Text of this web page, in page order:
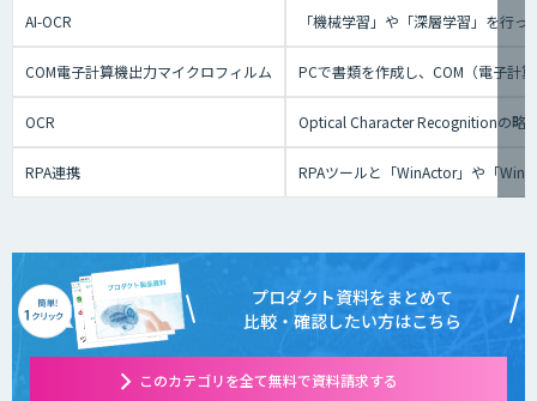
AI-OCR 「機械学習」や「深層学習」を行
COM電子計算機出力マイクロフィルム PCで書類を作成し、COM（電子計
OCR Optical Character Recognitionの略
RPA連携 RPAツールと「WinActor」や「
プロダクト資料をまとめて
比較・確認したい方はこちら
このカテゴリを全て無料で資料請求する